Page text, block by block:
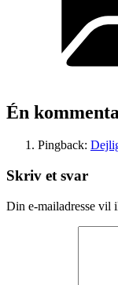
Én
Pingback:
Skriv et svar
Din e-mailadresse vil